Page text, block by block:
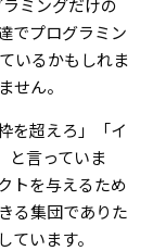
ミングだけの
でプログラミン
いるかもしれま
せん。
を超えろ」「イ
と言っていま
トを与えるため
る集団でありた
ています。